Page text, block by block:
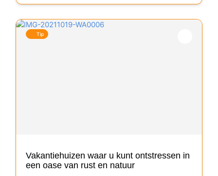
Tip
Vakantiehuizen waar u kunt ontstressen in
een oase van rust en natuur